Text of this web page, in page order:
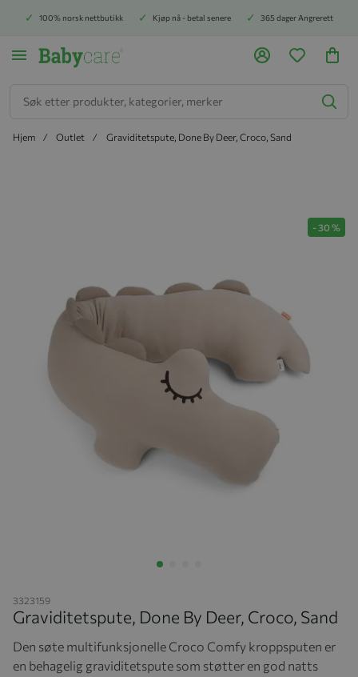
100% norsk nettbutikk Kjøp nå - betal senere 365 dager Angrerett
Hjem Outlet Graviditetspute, Done By Deer, Croco, Sand
-30 %
3323159
Graviditetspute, Done By Deer, Croco, Sand
Den søte multifunksjonelle Croco Comfy kroppsputen er
en behagelig graviditetspute som støtter en god natts